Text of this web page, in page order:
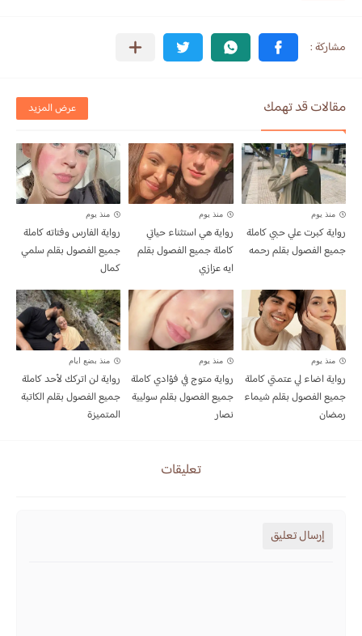
مقالات قد تهمك عرض المزيد
منذ يوم
رواية كبرت علي حبي كاملة
جميع الفصول بقلم رحمه
منذ يوم
رواية هي استثناء حياتي
كاملة جميع الفصول بقلم
ايه عزازي
منذ يوم
رواية الفارس وفتاته كاملة
جميع الفصول بقلم سلمي
كمال
منذ يوم
رواية اضاء لي عتمتي كاملة
جميع الفصول بقلم شيماء
رمضان
منذ يوم
رواية متوج في فؤادي كاملة
جميع الفصول بقلم سوليية
نصار
منذ بضع ايام
رواية لن اتركك لأحد كاملة
جميع الفصول بقلم الكاتبة
المتميزة
تعليقات
إرسال تعليق